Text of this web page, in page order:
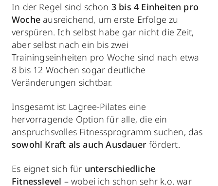
In der Regel sind schon 3 bis 4 Einheiten pro
Woche ausreichend, um erste Erfolge zu
verspüren. Ich selbst habe gar nicht die Zeit,
aber selbst nach ein bis zwei
Trainingseinheiten pro Woche sind nach etwa
8 bis 12 Wochen sogar deutliche
Veränderungen sichtbar.
Insgesamt ist Lagree-Pilates eine
hervorragende Option für alle, die ein
anspruchsvolles Fitnessprogramm suchen, das
sowohl Kraft als auch Ausdauerfördert.
Es eignet sich für unterschiedliche
Fitnesslevel – wobei ich schon sehr k.o. war